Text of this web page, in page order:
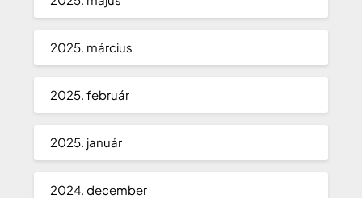
2025. március
2025. február
2025. január
2024. december